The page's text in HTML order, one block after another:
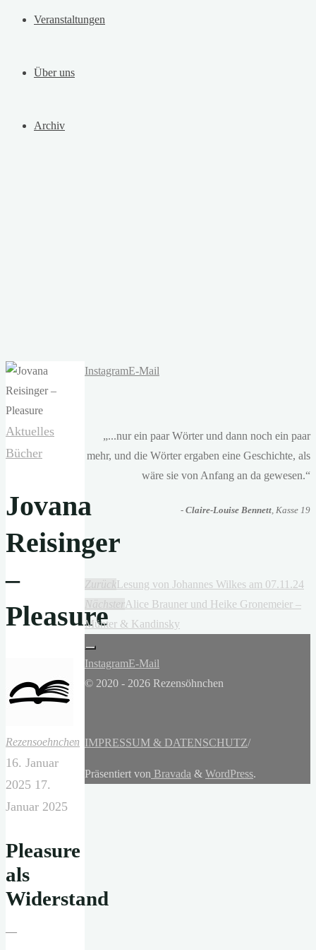
Veranstaltungen
Über uns
Archiv
Aktuelles
Bücher
Jovana
Reisinger
–
Pleasure
Rezensoehnchen
16. Januar
2025 17.
Januar 2025
Pleasure
als
Widerstand
—
InstagramE-Mail
„...nur ein paar Wörter und dann noch ein paar
mehr, und die Wörter ergaben eine Geschichte, als
wäre sie von Anfang an da gewesen.“
- Claire-Louise Bennett, Kasse 19
ZurückLesung von Johannes Wilkes am 07.11.24
NächsterAlice Brauner und Heike Gronemeier –
Münter & Kandinsky
InstagramE-Mail
© 2020 - 2026 Rezensöhnchen
IMPRESSUM & DATENSCHUTZ/
Präsentiert von Bravada & WordPress.